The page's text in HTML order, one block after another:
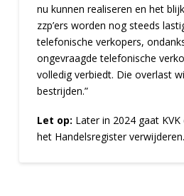
nu kunnen realiseren en het
zzp’ers worden nog steeds
telefonische verkopers,
ongevraagde telefonische
volledig verbiedt. Die overlast
bestrijden.”
Let op: Later in 2024 gaat
het Handelsregister verwijderen.